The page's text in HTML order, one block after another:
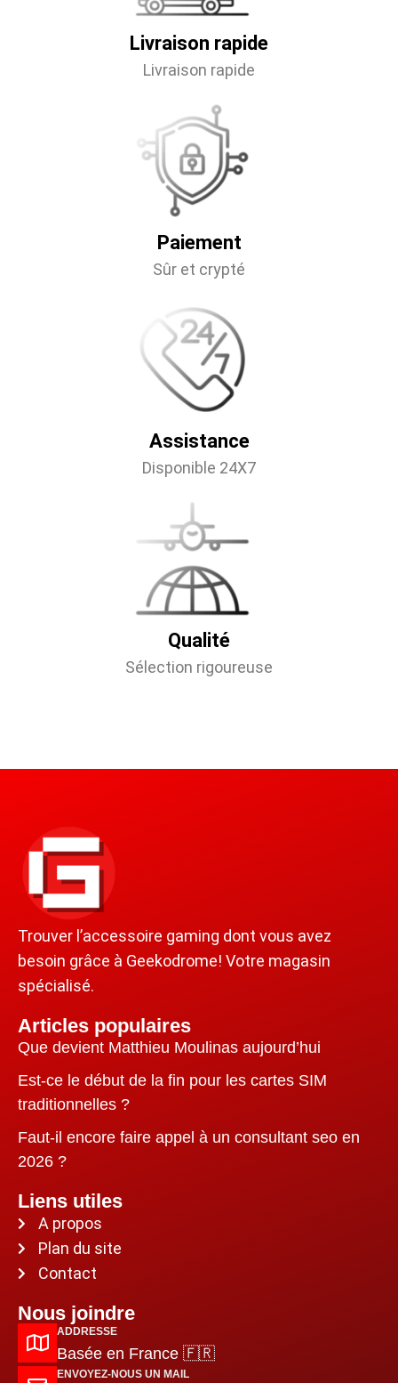
Livraison rapide
Livraison rapide
Paiement
Sûr et crypté
Assistance
Disponible 24X7
Qualité
Sélection rigoureuse
Trouver l’accessoire gaming dont vous avez
besoin grâce à Geekodrome! Votre magasin
spécialisé.
Articles populaires
Que devient Matthieu Moulinas aujourd’hui
Est-ce le début de la fin pour les cartes SIM
traditionnelles ?
Faut-il encore faire appel à un consultant seo en
2026 ?
Liens utiles
A propos
Plan du site
Contact
Nous joindre
ADDRESSE
Basée en France 🇫🇷
ENVOYEZ-NOUS UN MAIL